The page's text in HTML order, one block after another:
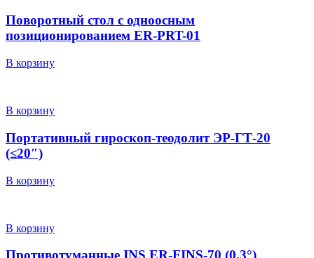
Поворотный стол с одноосным
позиционированием ER-PRT-01
В корзину
В корзину
Портативный гироскоп-теодолит ЭР-ГТ-20
(≤20″)
В корзину
В корзину
Противотуманные INS ER-FINS-70 (0,3°)